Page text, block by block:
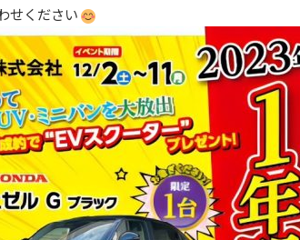
せください